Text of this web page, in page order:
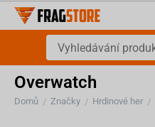
Overwatch
Domů / Značky / Hrdinové her /